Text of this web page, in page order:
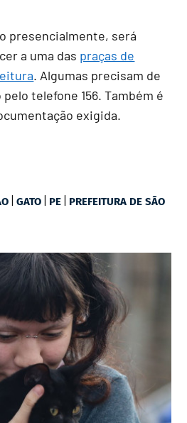
presencialmente, será
a uma das praças de
. Algumas precisam de
telefone 156. Também é
exigida.
|GATO | PE | PREFEITURA DE SÃO